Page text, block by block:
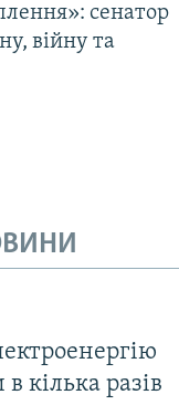
сенатор
війну та
в кілька разів